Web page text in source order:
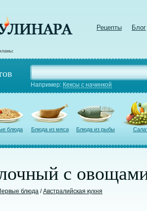
Рецепты Блог
Например: Кексы с начинкой
блюда Блюда из мяса Блюда из рыбы
с
блюда /Австралийская кухня